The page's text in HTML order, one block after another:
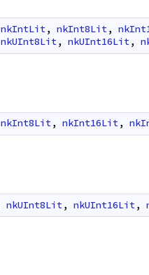
nkIntLit, nkInt8Lit,
nkUInt8Lit, nkUInt16Lit,
nkInt8Lit, nkInt16Lit,
nkUInt8Lit, nkUInt16Lit,